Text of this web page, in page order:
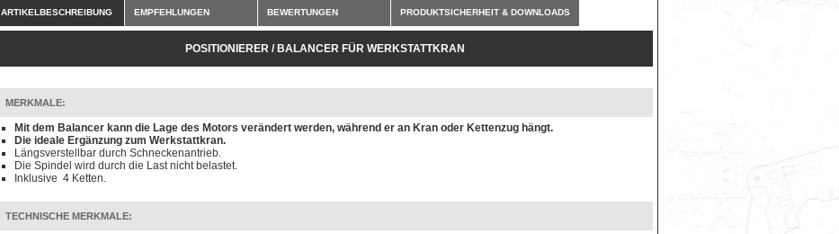
ARTIKELBESCHREIBUNG EMPFEHLUNGEN BEWERTUNGEN PRODUKTSICHERHEIT & DOWNLOADS
POSITIONIERER / BALANCER FÜR WERKSTATTKRAN
MERKMALE:
Mit dem Balancer kann die Lage des Motors verändert werden, während er an Kran oder Kettenzug hängt.
Die ideale Ergänzung zum Werkstattkran.
Längsverstellbar durch Schneckenantrieb.
Die Spindel wird durch die Last nicht belastet.
Inklusive 4 Ketten.
TECHNISCHE MERKMALE: